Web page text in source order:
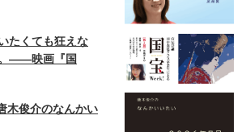
たくても狂えな
——映画『国
木俊介のなんかい